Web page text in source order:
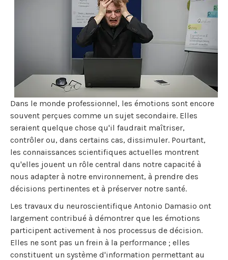
Dans le monde professionnel, les émotions sont encore
souvent perçues comme un sujet secondaire. Elles
seraient quelque chose qu'il faudrait maîtriser,
contrôler ou, dans certains cas, dissimuler. Pourtant,
les connaissances scientifiques actuelles montrent
qu'elles jouent un rôle central dans notre capacité à
nous adapter à notre environnement, à prendre des
décisions pertinentes et à préserver notre santé.
Les travaux du neuroscientifique Antonio Damasio ont
largement contribué à démontrer que les émotions
participent activement à nos processus de décision.
Elles ne sont pas un frein à la performance ; elles
constituent un système d'information permettant au